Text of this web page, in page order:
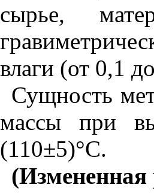
сырье,
влаги (от 0,1
Сущность
массы при
(110±5)°С.